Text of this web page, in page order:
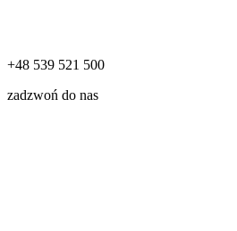
+48 539 521 500
zadzwoń do nas